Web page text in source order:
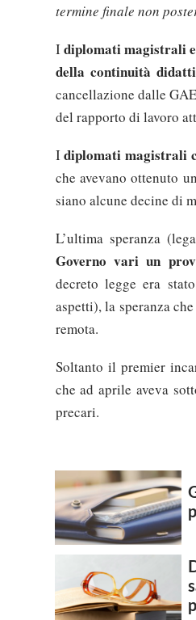
termine finale non
Idiplomati magistrali
della continuità
cancellazione dalle
del rapporto di lavoro
Idiplomati magistrali
che avevano ottenuto
siano alcune decine di
L’ultima speranza
Governo vari un
decreto legge era
aspetti), la speranza
remota.
Soltanto il premier
che ad aprile aveva
precari.
Solo gli utenti